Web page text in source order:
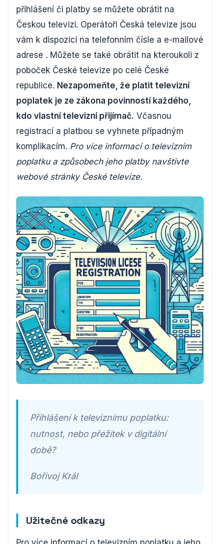
přihlášení či platby se můžete obrátit na
Českou televizi. Operátoři Česká televize jsou
vám k dispozici na telefonním čísle a e-mailové
adrese . Můžete se také obrátit na kteroukoli z
poboček České televize po celé České
republice. Nezapomeňte, že platit televizní
poplatek je ze zákona povinností každého,
kdo vlastní televizní přijímač. Včasnou
registrací a platbou se vyhnete případným
komplikacím. Pro více informací o televizním
poplatku a způsobech jeho platby navštivte
webové stránky České televize.
Přihlášení k televiznímu poplatku:
nutnost, nebo přežitek v digitální
době?
Bořivoj Král
Užitečné odkazy